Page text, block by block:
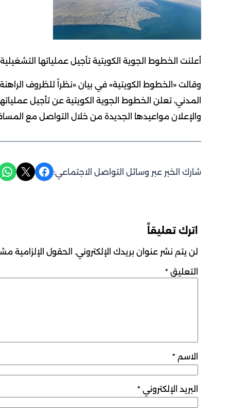
أعلنت الخطوط الجوية الكويتية تأجيل عملياتها
وقالت «الخطوط الكويتية» في بيان «نظراً للظروف
المدني، تعلن الخطوط الجوية الكويتية عن تأجيل
والإعلان مواعيدها الجديدة من خلال التواصل مع
شارك الخبر عبر وسائل التواصل الاجتماعي: Share on Facebook
Share on X
Share on WhatsApp
اترك تعليقاً
لن يتم نشر عنوان بريدك الإلكتروني. الحقول الإلزامية
التعليق *
الاسم *
البريد الإلكتروني *